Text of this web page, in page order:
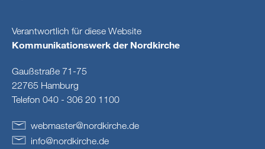
Verantwortlich für diese Website
Kommunikationswerk der Nordkirche
Gaußstraße 71-75
22765 Hamburg
Telefon 040 - 306 20 1100
webmaster@nordkirche.de
info@nordkirche de